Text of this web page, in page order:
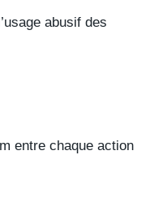
abusif des
entre chaque action